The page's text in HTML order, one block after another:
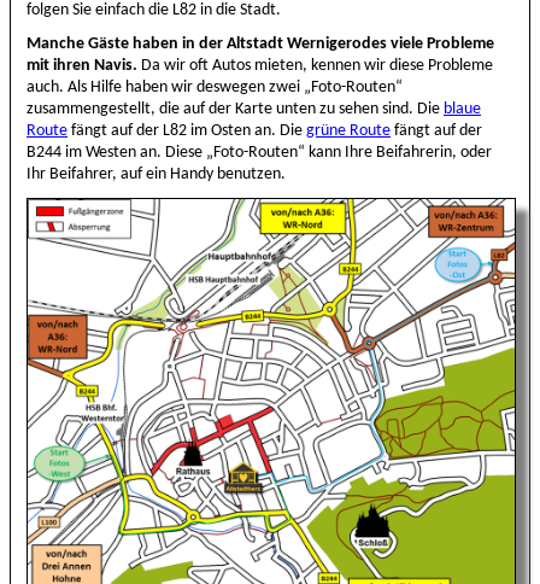
folgen Sie einfach die L82 in die Stadt.
Manche Gäste haben in der Altstadt Wernigerodes viele Probleme
mit ihren Navis. Da wir oft Autos mieten, kennen wir diese Probleme
auch. Als Hilfe haben wir deswegen zwei „Foto-Routen“
zusammengestellt, die auf der Karte unten zu sehen sind. Die blaue
Route fängt auf der L82 im Osten an. Die grüne Route fängt auf der
B244 im Westen an. Diese „Foto-Routen“ kann Ihre Beifahrerin, oder
Ihr Beifahrer, auf ein Handy benutzen.